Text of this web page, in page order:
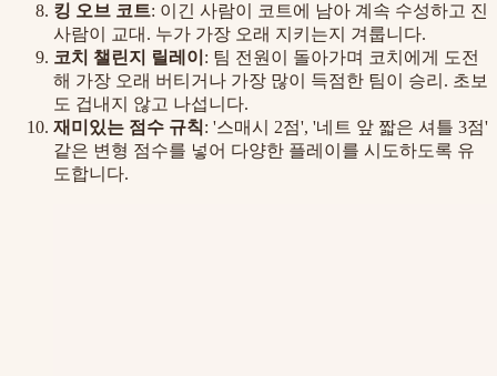
킹 오브 코트: 이긴 사람이 코트에 남아 계속 수성하고 진
사람이 교대. 누가 가장 오래 지키는지 겨룹니다.
코치 챌린지 릴레이 : 팀 전원이 돌아가며 코치에게 도전
해 가장 오래 버티거나 가장 많이 득점한 팀이 승리. 초보
도 겁내지 않고 나섭니다.
재미있는 점수 규칙: '스매시 2점', '네트 앞 짧은 셔틀 3점'
같은 변형 점수를 넣어 다양한 플레이를 시도하도록 유
도합니다.